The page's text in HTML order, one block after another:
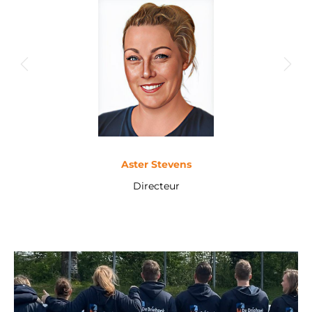
Aster Stevens
Directeur